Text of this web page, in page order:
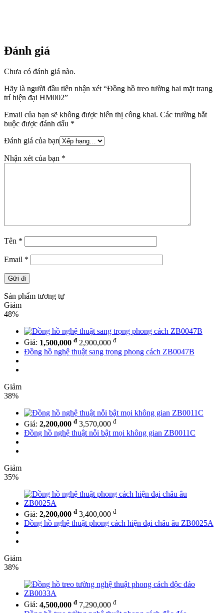
Đánh giá
Chưa có đánh giá nào.
Hãy là người đầu tiên nhận xét “Đồng hồ treo tường hai mặt trang
trí hiện đại HM002”
Email của bạn sẽ không được hiển thị công khai. Các trường bắt
buộc được đánh dấu *
Đánh giá của bạn
Nhận xét của bạn *
Tên *
Email *
Sản phẩm tương tự
Giảm
48%
Giá: 1,500,000 đ 2,900,000 đ
Đồng hồ nghệ thuật sang trọng phong cách ZB0047B
Giảm
38%
Giá: 2,200,000 đ 3,570,000 đ
Đồng hồ nghệ thuật nỗi bật mọi không gian ZB0011C
Giảm
35%
Giá: 2,200,000 đ 3,400,000 đ
Đồng hồ nghệ thuật phong cách hiện đại châu âu ZB0025A
Giảm
38%
Giá: 4,500,000 đ 7,290,000 đ